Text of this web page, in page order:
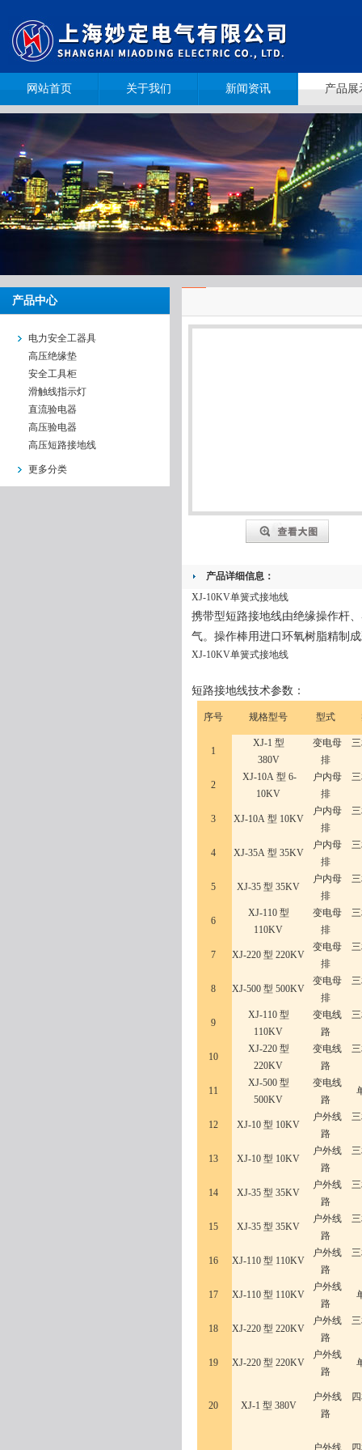
网站首页 关于我们 新闻资讯 产品展
产品中心
电力安全工器具
高压绝缘垫
安全工具柜
滑触线指示灯
直流验电器
高压验电器
高压短路接地线
更多分类
产品详细信息：
XJ-10KV单簧式接地线
携带型短路接地线由绝缘操作杆
气。操作棒用进口环氧树脂精制
XJ-10KV单簧式接地线
短路接地线技术参数：
序号 规格型号 型式
1
XJ-1 型
380V
变电母
排
2
XJ-10A 型 6-
10KV
户内母
排
3 XJ-10A 型 10KV
户内母
排
4 XJ-35A 型 35KV
户内母
排
5 XJ-35 型 35KV
户内母
排
6
XJ-110 型
110KV
变电母
排
7 XJ-220 型 220KV
变电母
排
8 XJ-500 型 500KV
变电母
排
9
XJ-110 型
110KV
变电线
路
10
XJ-220 型
220KV
变电线
路
11
XJ-500 型
500KV
变电线
路
12 XJ-10 型 10KV
户外线
路
13 XJ-10 型 10KV
户外线
路
14 XJ-35 型 35KV
户外线
路
15 XJ-35 型 35KV
户外线
路
16 XJ-110 型 110KV
户外线
路
17 XJ-110 型 110KV
户外线
路
18 XJ-220 型 220KV
户外线
路
19 XJ-220 型 220KV
户外线
路
20 XJ-1 型 380V
户外线
路
户外线